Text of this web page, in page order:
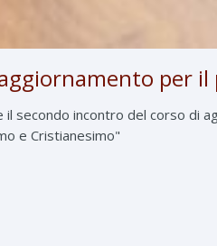
per
secondo incontro del corso di
e Cristianesimo"